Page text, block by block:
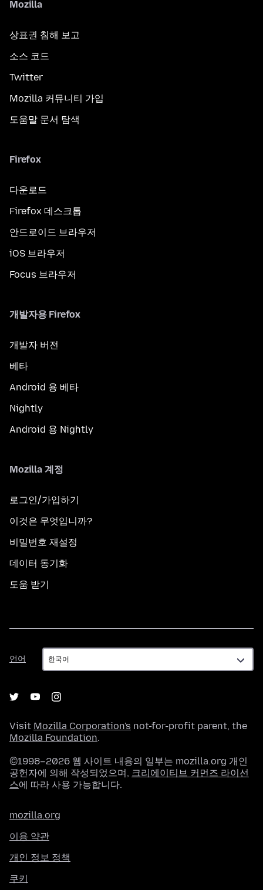
Mozilla
상표권 침해 보고
소스 코드
Twitter
Mozilla 커뮤니티 가입
도움말 문서 탐색
Firefox
다운로드
Firefox 데스크톱
안드로이드 브라우저
iOS 브라우저
Focus 브라우저
개발자용 Firefox
개발자 버전
베타
Android 용 베타
Nightly
Android 용 Nightly
Mozilla 계정
로그인/가입하기
이것은 무엇입니까?
비밀번호 재설정
데이터 동기화
도움 받기
언어
언
어
Visit Mozilla Corporation's not-for-profit parent, the
Mozilla Foundation.
©1998–2026 웹 사이트 내용의 일부는 mozilla.org 개인
공헌자에 의해 작성되었으며, 크리에이티브 커먼즈 라이선
스에 따라 사용 가능합니다.
mozilla.org
이용 약관
개인 정보 정책
쿠키